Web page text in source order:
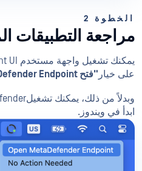
الخطوة 2
مراجعة التطبيقات
على خيار "فتح MetaDefender Endpoint
ابدأ في ويندوز.